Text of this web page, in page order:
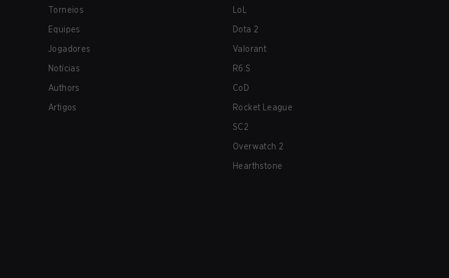
Torneios
Equipes
Jogadores
Notícias
Authors
Artigos
LoL
Dota 2
Valorant
R6:S
CoD
Rocket League
SC2
Overwatch 2
Hearthstone